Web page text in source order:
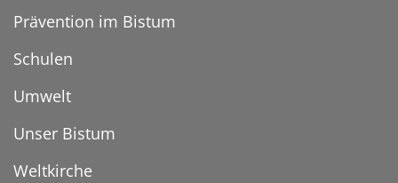
Prävention im Bistum
Schulen
Umwelt
Unser Bistum
Weltkirche